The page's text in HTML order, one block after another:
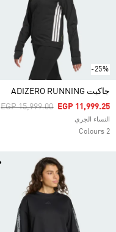
-25%
جاكيت ADIZERO RUNNING
Price Reduced From
EGP 15,999.00ToEGP 11,999.25
النساء الجري
2 Colours